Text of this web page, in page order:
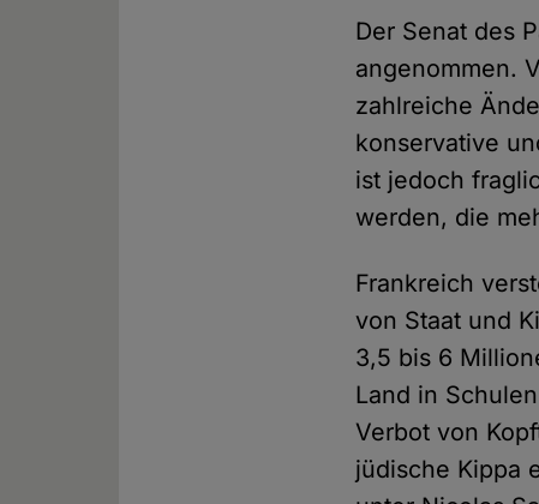
Der Senat des
angenommen.
zahlreiche
konservative
ist jedoch
werden, die
Frankreich
von Staat und
3,5 bis 6
Land in
Verbot von
jüdische Kippa